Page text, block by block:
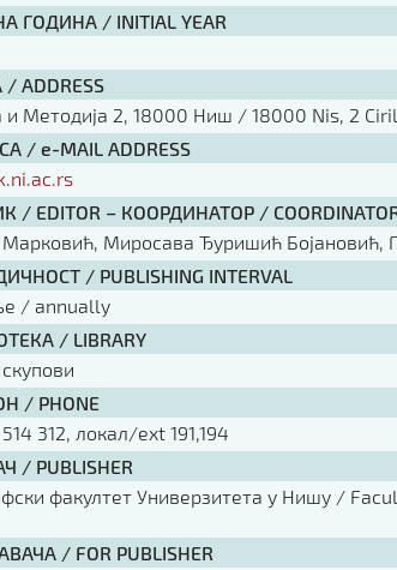
ГОДИНА / INITIAL YEAR
ADDRESS
Методија 2, 18000 Ниш / 18000 Nis, 2
/ e-MAIL ADDRESS
/ EDITOR – КООРДИНАТОР /
Миросава Ђуришић Бојановић,
/ PUBLISHING INTERVAL
/ annually
/ LIBRARY
/ PHONE
312, локал/ext 191,194
/ PUBLISHER
факултет Универзитета у Нишу /
/ FOR PUBLISHER